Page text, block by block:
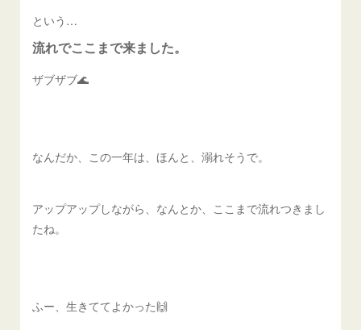
という…
流れでここまで来ました。
ザブザブ🌊
なんだか、この一年は、ほんと、溺れそうで。
アップアップしながら、なんとか、ここまで流れつきまし
たね。
ふー、生きててよかった🙌